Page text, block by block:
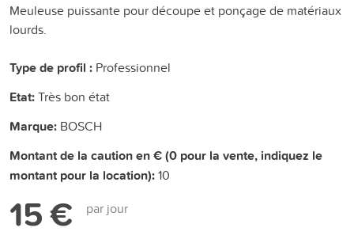
Meuleuse puissante pour découpe et ponçage de matériaux
lourds.
Type de profil : Professionnel
Etat:Très bon état
Marque: BOSCH
Montant de la caution en € (0 pour la vente, indiquez le
montant pour la location):10
15 € par jour